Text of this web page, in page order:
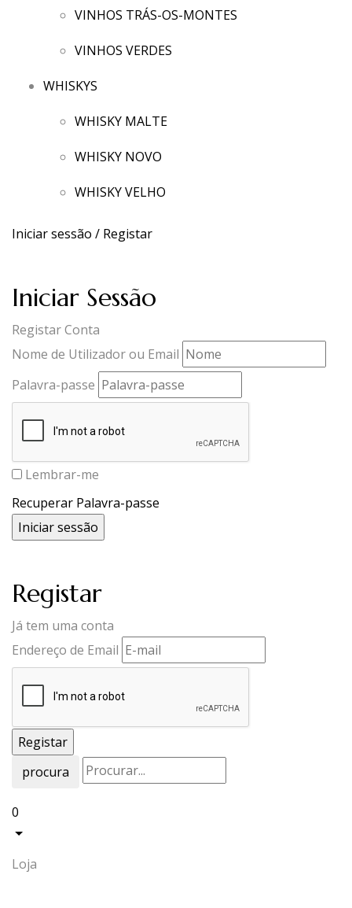
VINHOS TRÁS-OS-MONTES
VINHOS VERDES
WHISKYS
WHISKY MALTE
WHISKY NOVO
WHISKY VELHO
Iniciar sessão / Registar
Iniciar Sessão
Registar Conta
Nome de Utilizador ou Email
Palavra-passe
Lembrar-me
Recuperar Palavra-passe
Registar
Já tem uma conta
Endereço de Email
procura
0
Loja